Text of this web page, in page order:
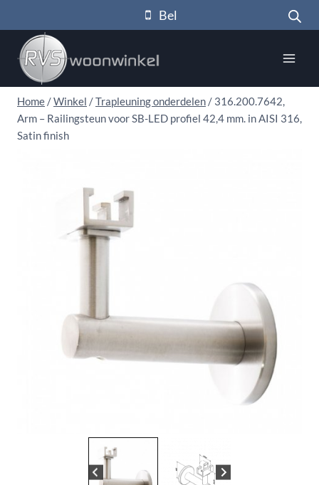
naar
inhoud
Bel
Home /Winkel /Trapleuning onderdelen / 316.200.7642,
Arm – Railingsteun voor SB-LED profiel 42,4 mm. in AISI 316,
Satin finish